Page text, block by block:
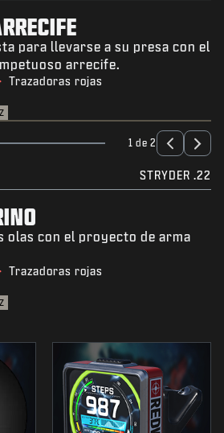
para llevarse a su presa con el
arrecife.
Trazadoras rojas
1 de 2
STRYDER .22
olas con el proyecto de arma
Trazadoras rojas